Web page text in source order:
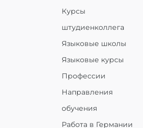
Курсы
штудиенколлега
Языковые школы
Языковые курсы
Профессии
Направления
обучения
Работа в Германии